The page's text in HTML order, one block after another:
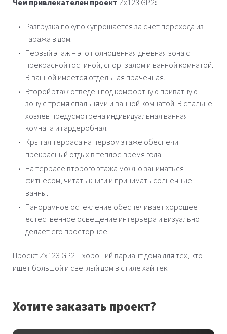
Чем привлекателен проект Zx123 GP2:
Разгрузка покупок упрощается за счет перехода из
гаража в дом.
Первый этаж – это полноценная дневная зона с
прекрасной гостиной, спортзалом и ванной комнатой.
В ванной имеется отдельная прачечная.
Второй этаж отведен под комфортную приватную
зону с тремя спальнями и ванной комнатой. В спальне
хозяев предусмотрена индивидуальная ванная
комната и гардеробная.
Крытая терраса на первом этаже обеспечит
прекрасный отдых в теплое время года.
На террасе второго этажа можно заниматься
фитнесом, читать книги и принимать солнечные
ванны.
Панорамное остекление обеспечивает хорошее
естественное освещение интерьера и визуально
делает его просторнее.
Проект Zx123 GP2 – хороший вариант дома для тех, кто
ищет большой и светлый дом в стиле хай тек.
Хотите заказать проект?